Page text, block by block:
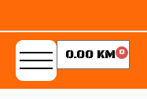
0.00 KM 0